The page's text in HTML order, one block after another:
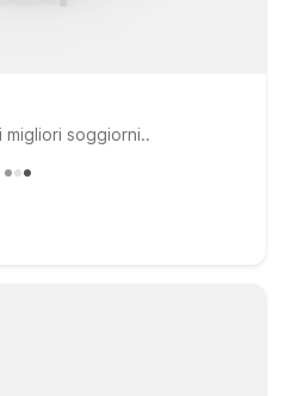
migliori soggiorni..